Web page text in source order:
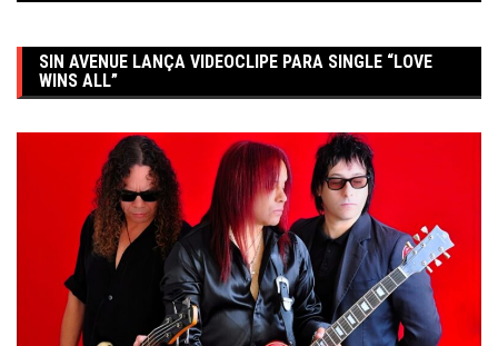
SIN AVENUE LANÇA VIDEOCLIPE PARA SINGLE “LOVE
WINS ALL”